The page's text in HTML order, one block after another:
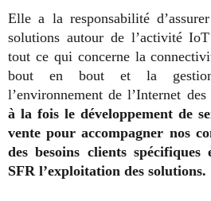
Elle a la responsabilité
solutions autour de l’activité
tout ce qui concerne la
bout en bout et la
l’environnement de l’Internet des
à la fois le développement de
vente pour accompagner nos
des besoins clients
SFR l’exploitation des solutions.